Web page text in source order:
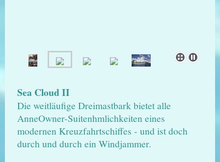
Sea Cloud II
Die weitläufige Dreimastbark bietet alle
AnneOwner-Suitenhmlichkeiten eines
modernen Kreuzfahrtschiffes - und ist doch
durch und durch ein Windjammer.